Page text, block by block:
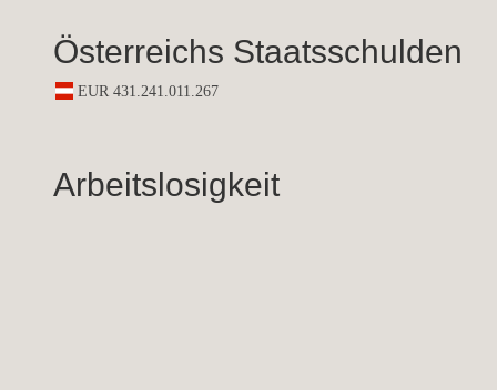
Österreichs Staatsschulden
Arbeitslosigkeit